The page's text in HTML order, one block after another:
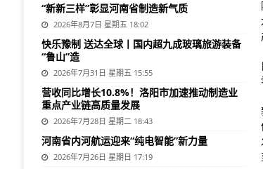
“新新三样”彰显河南省制造新气质
2026年8月7日 星期五 18:02
快乐豫制 送达全球丨国内超九成玻璃旅游装备
“鲁山”造
2026年7月31日 星期五 15:55
营收同比增长10.8%！洛阳市加速推动制造业
重点产业链高质量发展
2026年7月28日 星期二 18:43
河南省内河航运迎来“纯电智能”新力量
2026年7月26日 星期日 17:19